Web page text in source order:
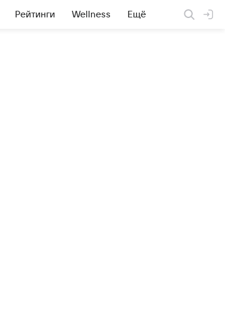
Рейтинги Wellness Ещё